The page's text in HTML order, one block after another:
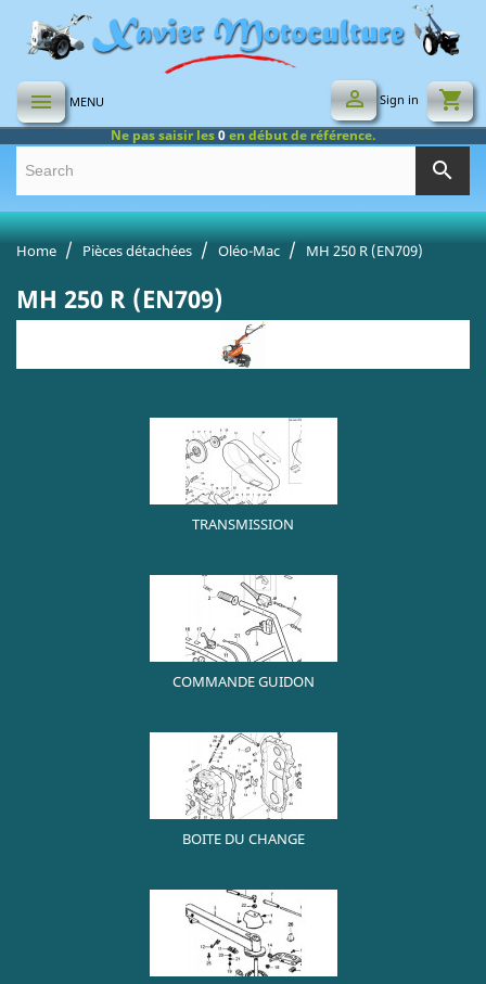
 MENU shopping_cart
 Sign in
search
Ne pas saisir les0en début de référence.
Home Pièces détachées Oléo-Mac MH 250 R (EN709)
MH 250 R (EN709)
TRANSMISSION
COMMANDE GUIDON
BOITE DU CHANGE